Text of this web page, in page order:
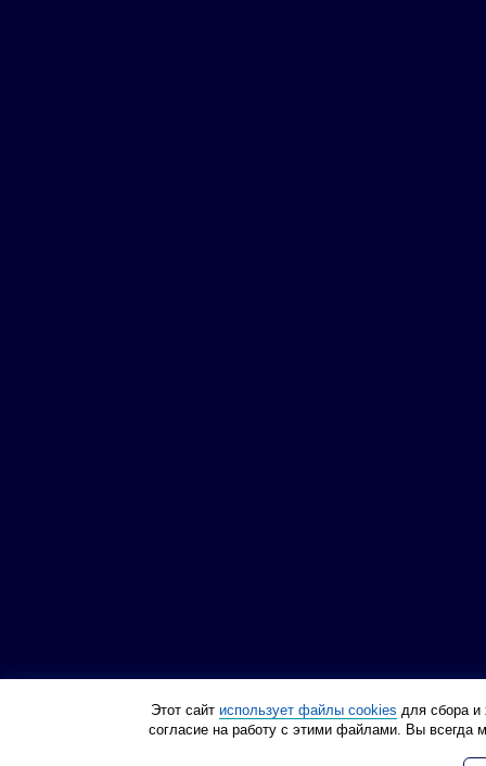
Этот сайт использует файлы cookies для сбора и
согласие на работу с этими файлами. Вы всегда